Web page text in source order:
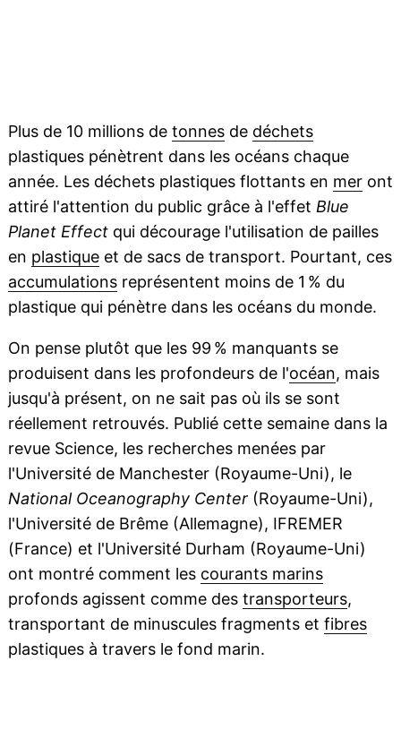
Plus de 10 millions de tonnesde déchets
plastiques pénètrent dans les océans chaque
année. Les déchets plastiques flottants en meront
attiré l'attention du public grâce à l'effet Blue
Planet Effectqui décourage l'utilisation de pailles
en plastiqueet de sacs de transport. Pourtant, ces
accumulationsreprésentent moins de 1 % du
plastique qui pénètre dans les océans du monde.
On pense plutôt que les 99 % manquants se
produisent dans les profondeurs de l'océan, mais
jusqu'à présent, on ne sait pas où ils se sont
réellement retrouvés. Publié cette semaine dans la
revue Science, les recherches menées par
l'Université de Manchester (Royaume-Uni), le
National Oceanography Center(Royaume-Uni),
l'Université de Brême (Allemagne), IFREMER
(France) et l'Université Durham (Royaume-Uni)
ont montré comment les courants marins
profonds agissent comme des transporteurs,
transportant de minuscules fragments et fibres
plastiques à travers le fond marin.